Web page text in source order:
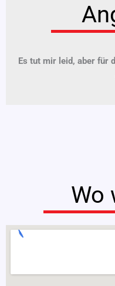
Es tut mir leid, aber für
Wo